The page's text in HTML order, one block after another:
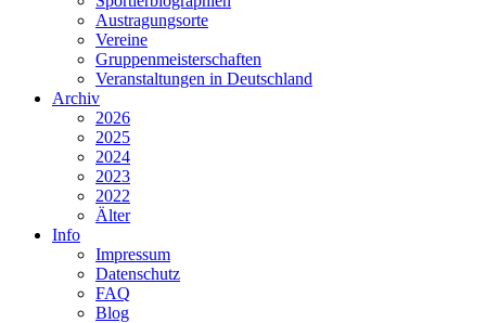
Austragungsorte
Vereine
Gruppenmeisterschaften
Veranstaltungen in Deutschland
Archiv
2026
2025
2024
2023
2022
Älter
Info
Impressum
Datenschutz
FAQ
Blog